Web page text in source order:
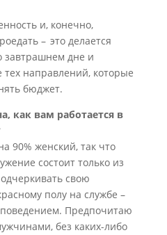
и, конечно,
– это делается
завтрашнем дне и
тех направлений, которые
бюджет.
как вам работается в
90% женский, так что
состоит только из
свою
полу на службе –
Предпочитаю
без каких-либо